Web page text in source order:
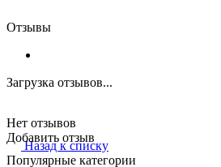
Отзывы
Загрузка отзывов...
Нет отзывов
Добавить отзыв
Назад к списку
Популярные категории